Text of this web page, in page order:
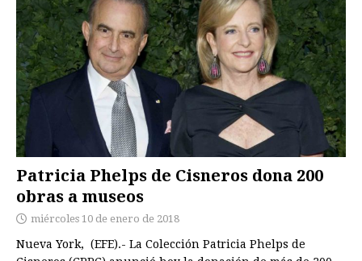
Patricia Phelps de Cisneros dona 200
obras a museos
miércoles 10 de enero de 2018
Nueva York, (EFE).- La Colección Patricia Phelps de